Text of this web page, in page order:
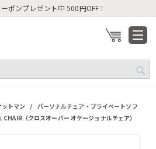
ポンプレゼント中 500円OFF！
ットマン / パーソナルチェア・プライベートソフ
（クロスオーバー オケージョナルチェア）